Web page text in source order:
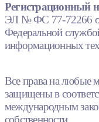
Регистрационный
ЭЛ № ФС 77-72266
Федеральной
информационных
Все права на любые
защищены в
международным
собственности.